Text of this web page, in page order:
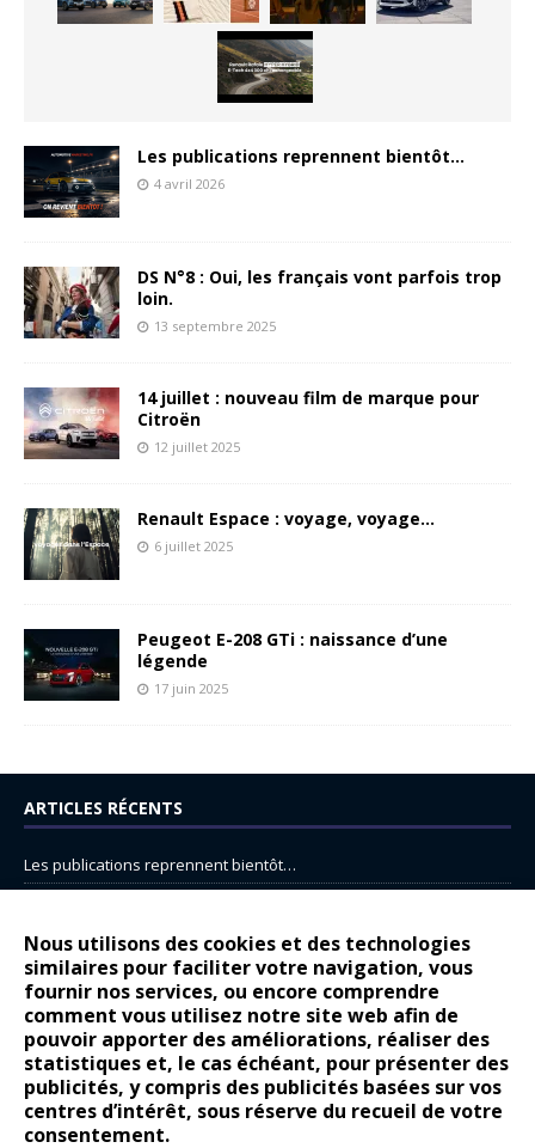
Nous utilisons des cookies et des technologies
similaires pour faciliter votre navigation, vous
fournir nos services, ou encore comprendre
comment vous utilisez notre site web afin de
pouvoir apporter des améliorations, réaliser des
statistiques et, le cas échéant, pour présenter des
publicités, y compris des publicités basées sur vos
centres d’intérêt, sous réserve du recueil de votre
consentement.
Les publications reprennent bientôt…
4 avril 2026
DS N°8 : Oui, les français vont parfois trop
loin.
13 septembre 2025
14 juillet : nouveau film de marque pour
Citroën
12 juillet 2025
Renault Espace : voyage, voyage…
6 juillet 2025
Peugeot E-208 GTi : naissance d’une
légende
17 juin 2025
ARTICLES RÉCENTS
Les publications reprennent bientôt…
14 juillet : nouveau film de marque pour Citroën
Renault Espace : voyage, voyage…
Peugeot E-208 GTi : naissance d’une légende
COMMENTAIRES RÉCENTS
Bernard DardartdansDacia Sandero : pour les gens vrais